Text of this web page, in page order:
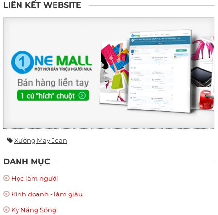
LIÊN KẾT WEBSITE
Xưởng May Jean
DANH MỤC
Học làm người
Kinh doanh - làm giàu
Kỹ Năng Sống